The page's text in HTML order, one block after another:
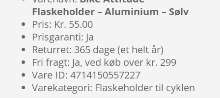
Flaskeholder – Aluminium – Sølv
Pris: Kr. 55.00
Prisgaranti: Ja
Returret: 365 dage (et helt år)
Fri fragt: Ja, ved køb over kr. 299
Vare ID: 4714150557227
Varekategori: Flaskeholder til cyklen